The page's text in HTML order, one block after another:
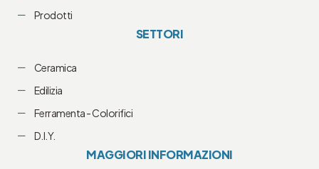
Prodotti
SETTORI
Ceramica
Edilizia
Ferramenta - Colorifici
D.I.Y.
MAGGIORI INFORMAZIONI